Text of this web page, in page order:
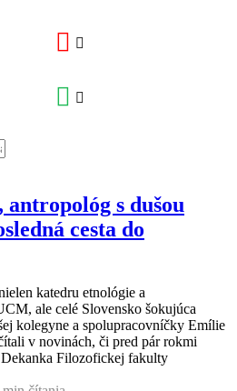
s dušou
cesta do
katedru etnológie a
ale celé Slovensko šokujúca
kolegyne a spolupracovníčky Emílie
v novinách, či pred pár rokmi
Dekanka Filozofickej fakulty